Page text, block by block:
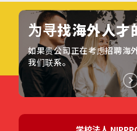
为寻找海外人才
如果贵公司正在考虑招聘海
我们联系。